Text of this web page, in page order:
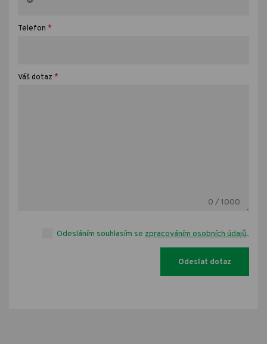
Telefon *
Váš dotaz *
0 / 1000
Odesláním souhlasím se zpracováním osobních údajů.